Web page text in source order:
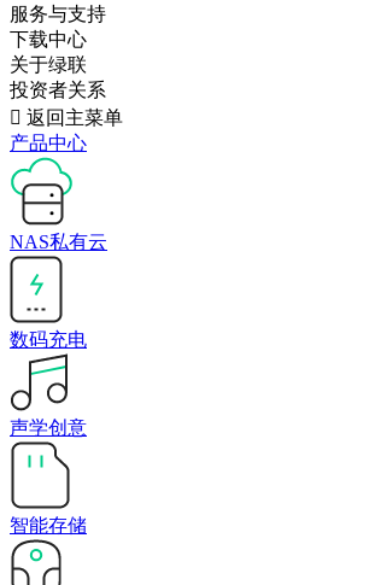
服务与支持
下载中心
关于绿联
投资者关系
 返回主菜单
产品中心
NAS私有云
数码充电
声学创意
智能存储